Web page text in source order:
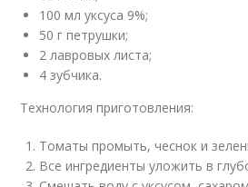
100 мл уксуса 9%;
50 г петрушки;
2 лавровых листа;
4 зубчика.
Технология приготовления:
Томаты промыть, чеснок и
Все ингредиенты уложить в